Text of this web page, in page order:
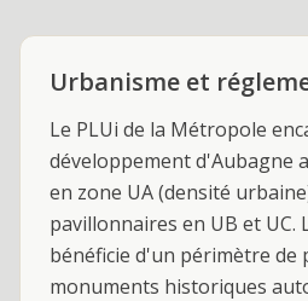
Urbanisme et
Le PLUi de la Métropole
développement d'Aubagne
en zone UA (densité
pavillonnaires en UB et UC.
bénéficie d'un périmètre de
monuments historiques